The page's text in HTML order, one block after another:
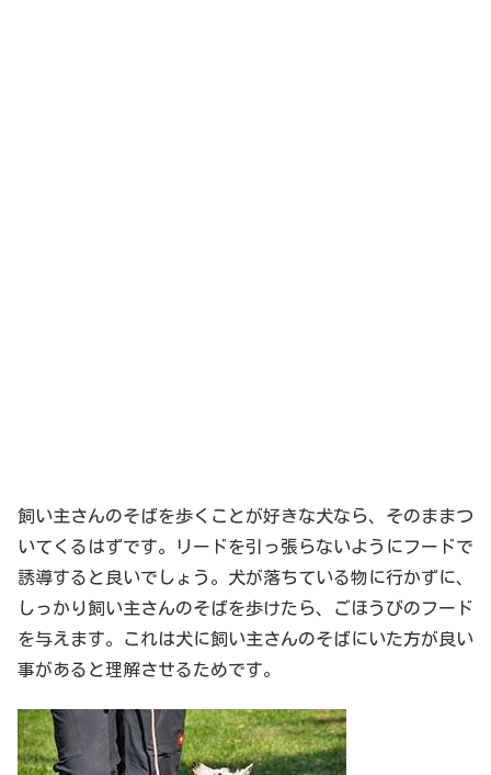
飼い主さんのそばを歩くことが好きな犬なら、そのままつ
いてくるはずです。リードを引っ張らないようにフードで
誘導すると良いでしょう。犬が落ちている物に行かずに、
しっかり飼い主さんのそばを歩けたら、ごほうびのフード
を与えます。これは犬に飼い主さんのそばにいた方が良い
事があると理解させるためです。